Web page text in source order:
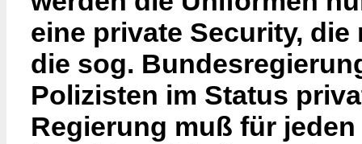
eine private Security,
die sog.
Polizisten im Status
Regierung muß für